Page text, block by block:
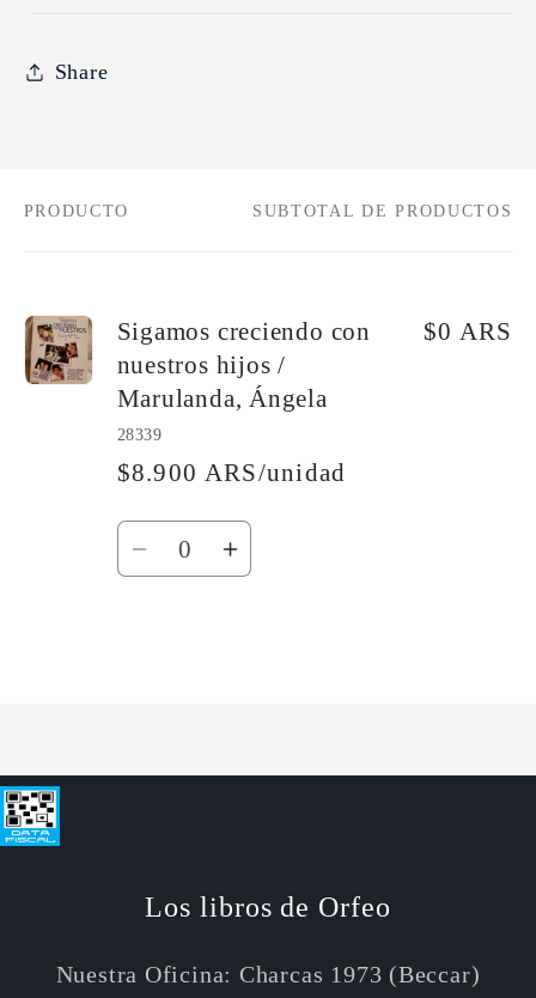
Share
Tu
PRODUCTO SUBTOTAL DE PRODUCTOS
Sigamos creciendo con
nuestros hijos /
Marulanda, Ángela
28339
$8.900 ARS/unidad
$0 ARS
Cantidad
ReducirAumentar
Los libros de Orfeo
Nuestra Oficina: Charcas 1973 (Beccar)